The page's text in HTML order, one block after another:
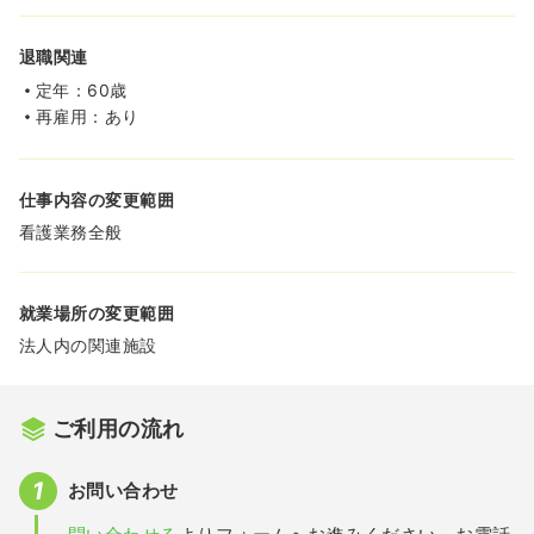
退職関連
定年：60歳
再雇用：あり
仕事内容の変更範囲
看護業務全般
就業場所の変更範囲
法人内の関連施設
ご利用の流れ
お問い合わせ